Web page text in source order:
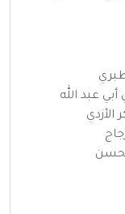
عبد الله